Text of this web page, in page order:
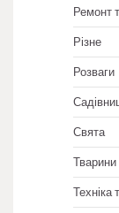
Ремонт
Різне
Розваги
Свята
Тварини
Техніка